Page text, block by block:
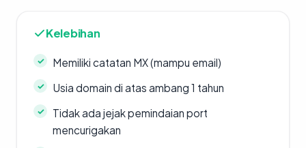
Kelebihan
Memiliki catatan MX (mampu email)
Usia domain di atas ambang 1 tahun
Tidak ada jejak pemindaian port
mencurigakan